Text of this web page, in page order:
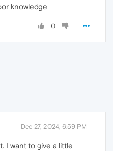
knowledge
0
Dec 27, 2024, 6:59 PM
I want to give a little